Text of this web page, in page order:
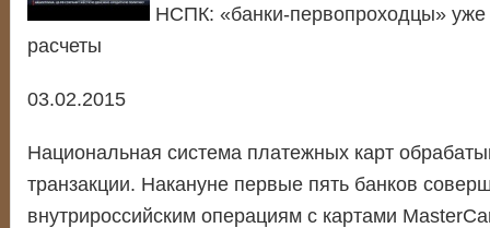
НСПК: «банки-первопроходцы»
расчеты
03.02.2015
Национальная система платежных карт
транзакции. Накануне первые пять банков
внутрироссийским операциям с картами